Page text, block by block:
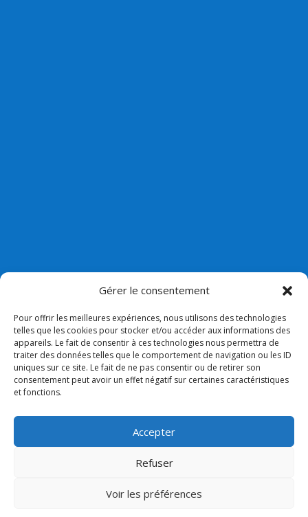
Gérer le consentement
Pour offrir les meilleures expériences, nous utilisons des technologies
telles que les cookies pour stocker et/ou accéder aux informations des
appareils. Le fait de consentir à ces technologies nous permettra de
traiter des données telles que le comportement de navigation ou les ID
uniques sur ce site. Le fait de ne pas consentir ou de retirer son
consentement peut avoir un effet négatif sur certaines caractéristiques
et fonctions.
Accepter
Refuser
Voir les préférences
Nos liens
Lien admin
Mentions légales
Collège Bossuet Notre dame